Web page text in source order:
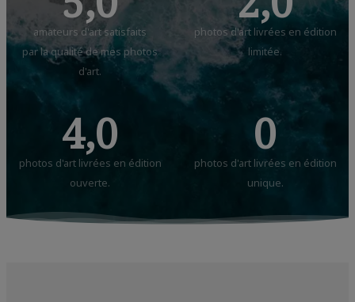
amateurs d'art satisfaits
par la qualité de mes photos
d'art.
photos d'art livrées en édition
limitée.
4,0
photos d'art livrées en édition
ouverte.
0
photos d'art livrées en édition
unique.